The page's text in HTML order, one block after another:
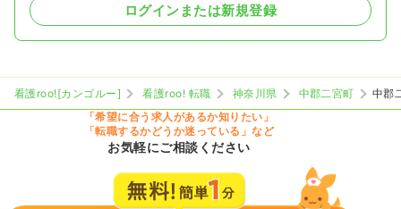
ログインまたは新規登録
看護roo![カンゴルー] 看護roo! 転職 神奈川県 中郡二宮町
中郡
「希望に合う求人があるか知りたい」
「転職するかどうか迷っている」など
お気軽にご相談ください